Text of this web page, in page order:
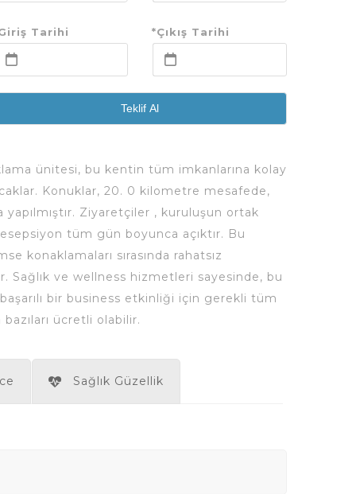
Tarihi *Çıkış Tarihi
Teklif Al
ünitesi, bu kentin tüm imkanlarına kolay
Konuklar, 20. 0 kilometre mesafede,
yapılmıştır. Ziyaretçiler , kuruluşun ortak
tüm gün boyunca açıktır. Bu
konaklamaları sırasında rahatsız
Sağlık ve wellness hizmetleri sayesinde, bu
bir business etkinliği için gerekli tüm
ücretli olabilir.
Sağlık Güzellik